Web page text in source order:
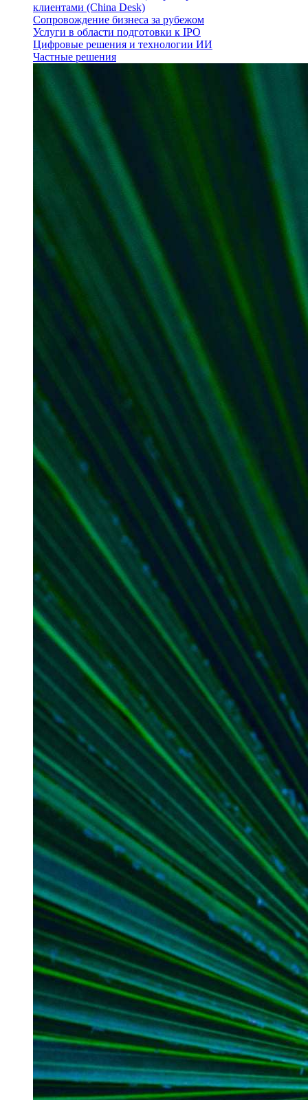
клиентами (China Desk)
Сопровождение бизнеса за рубежом
Услуги в области подготовки к IPO
Цифровые решения и технологии ИИ
Частные решения